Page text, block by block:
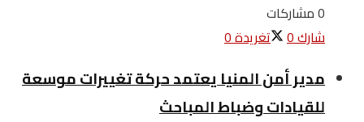
0 مشاركات
شارك0 تغريدة0
مدير أمن المنيا يعتمد حركة تغييرات موسعة
للقيادات وضباط المباحث